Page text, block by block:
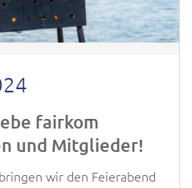
fairkom
und Mitglieder!
wir den Feierabend